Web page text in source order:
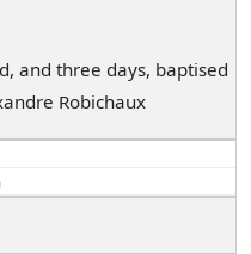
and three days, baptised
Robichaux